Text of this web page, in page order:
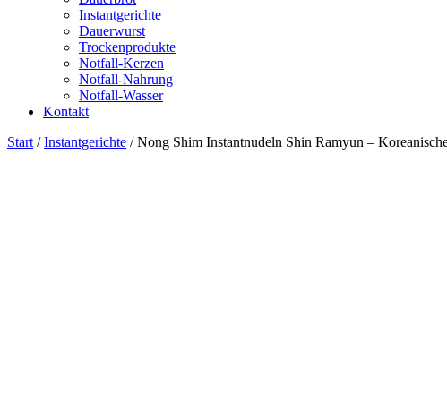
Instantgerichte
Dauerwurst
Trockenprodukte
Notfall-Kerzen
Notfall-Nahrung
Notfall-Wasser
Kontakt
Start /Instantgerichte / Nong Shim Instantnudeln Shin Ramyun –